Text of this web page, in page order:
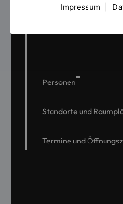
Personen
Standorte und
Termine und
Impressum